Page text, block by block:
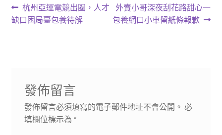
文
章
上
一
杭州亞運電競出圈，人才
缺口困局臺包養待解
下
一
外賣小哥深夜刮花路甜心一
包養網口小車留紙條報歉
發佈留言
發佈留言必須填寫的電子郵件地址不會公開。 必
填欄位標示為 *